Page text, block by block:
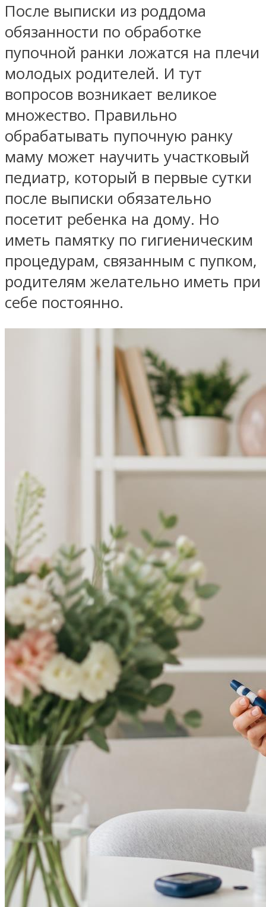
После выписки из роддома
обязанности по обработке
пупочной ранки ложатся на плечи
молодых родителей. И тут
вопросов возникает великое
множество. Правильно
обрабатывать пупочную ранку
маму может научить участковый
педиатр, который в первые сутки
после выписки обязательно
посетит ребенка на дому. Но
иметь памятку по гигиеническим
процедурам, связанным с пупком,
родителям желательно иметь при
себе постоянно.